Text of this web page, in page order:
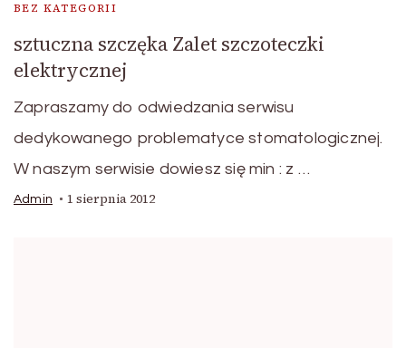
BEZ KATEGORII
sztuczna szczęka Zalet szczoteczki
elektrycznej
Zapraszamy do odwiedzania serwisu
dedykowanego problematyce stomatologicznej.
W naszym serwisie dowiesz się min : z …
Admin 1 sierpnia 2012